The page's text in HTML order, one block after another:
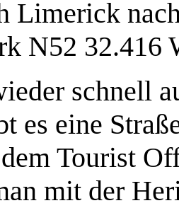
Limerick
N52 32.416
schnell
es eine
Tourist
mit der